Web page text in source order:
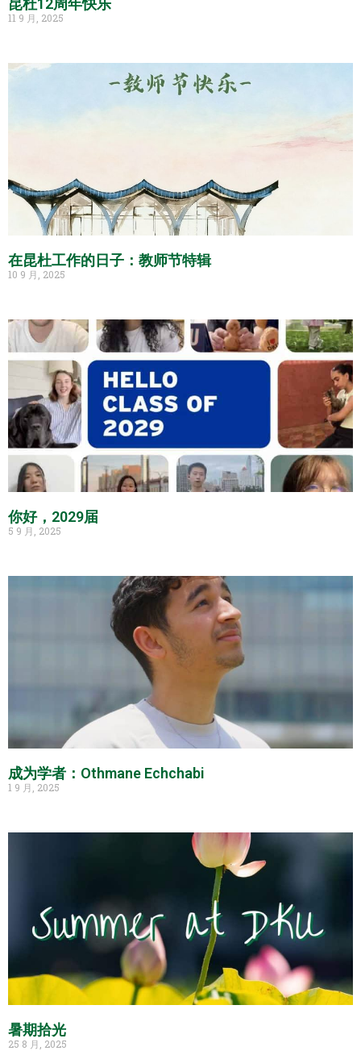
昆杜12周年快乐
11 9 月, 2025
在昆杜工作的日子：教师节特辑
10 9 月, 2025
你好，2029届
5 9 月, 2025
成为学者：Othmane Echchabi
1 9 月, 2025
暑期拾光
25 8 月, 2025